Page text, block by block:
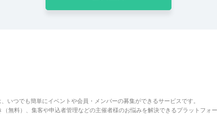
いつでも簡単にイベントや会員・メンバーの募集ができるサービスです。
無料）、集客や申込者管理などの主催者様のお悩みを解決できるプラットフォー